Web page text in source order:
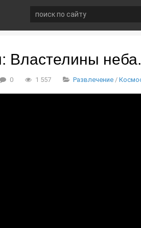
Властелины
0 1 557 Развлечение /